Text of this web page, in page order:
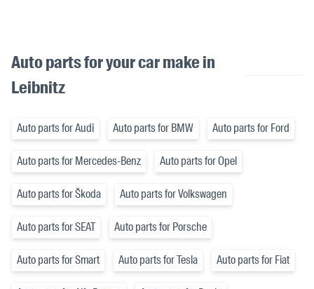
Auto parts for your car make in
Leibnitz
Auto parts for Audi Auto parts for BMW Auto parts for Ford
Auto parts for Mercedes-Benz Auto parts for Opel
Auto parts for Škoda Auto parts for Volkswagen
Auto parts for SEAT Auto parts for Porsche
Auto parts for Smart Auto parts for Tesla Auto parts for Fiat